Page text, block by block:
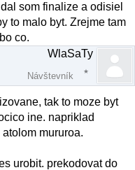
som finalize a odisiel
to malo byt. Zrejme tam
co.
WlaSaTy
Návštevník
tak to moze byt
ine. napriklad
mururoa.
urobit. prekodovat do